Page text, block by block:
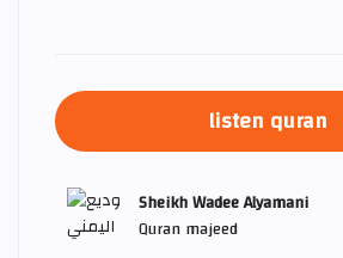
listen quran
Sheikh Wadee Alyamani
Quran majeed